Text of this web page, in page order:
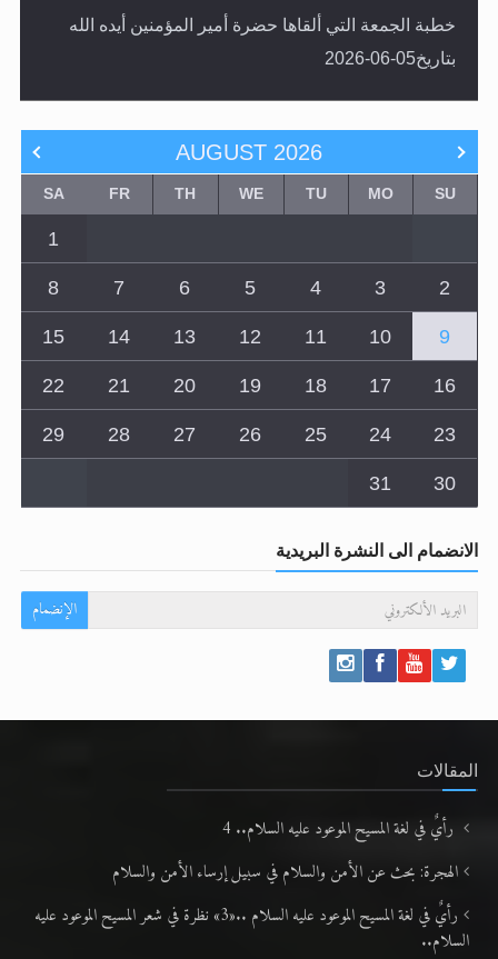
خطبة الجمعة التي ألقاها حضرة أمير المؤمنين أيده الله
بتاريخ05-06-2026
AUGUST 2026
SU
MO
TU
WE
TH
FR
SA
1
2
3
4
5
6
7
8
9
10
11
12
13
14
15
16
17
18
19
20
21
22
23
24
25
26
27
28
29
30
31
الانضمام الى النشرة البريدية
الإنضمام
المقالات
رأيٌ في لغة المسيح الموعود عليه السلام.. 4
الهجرة: بحث عن الأمن والسلام في سبيل إرساء الأمن والسلام
رأيٌ في لغة المسيح الموعود عليه السلام ..«3» نظرة في شعر المسيح الموعود عليه
السلام..